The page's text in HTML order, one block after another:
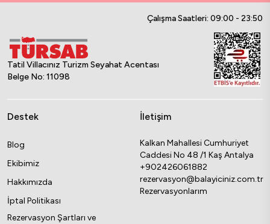
Çalışma Saatleri: 09:00 - 23:50
Tatil Villacınız Turizm Seyahat Acentası
Belge No: 11098
Destek
Blog
Ekibimiz
Hakkımızda
İptal Politikası
Rezervasyon Şartları ve
İletişim
Kalkan Mahallesi Cumhuriyet
Caddesi No 48 /1 Kaş Antalya
+902426061882
rezervasyon@balayiciniz.com.tr
Rezervasyonlarım